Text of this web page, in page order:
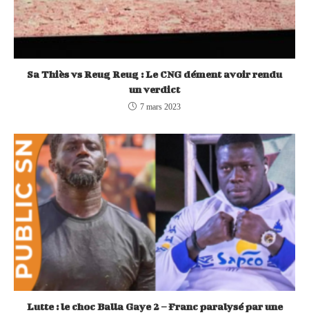
Sa Thiès vs Reug Reug : Le CNG dément avoir rendu
un verdict
7 mars 2023
Lutte : le choc Balla Gaye 2 – Franc paralysé par une